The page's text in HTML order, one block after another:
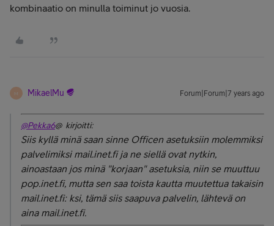
kombinaatio on minulla toiminut jo vuosia.
M MikaelMu Forum|Forum|7 years ago
@Pekka6@ kirjoitti:
Siis kyllä minä saan sinne Officen asetuksiin molemmiksi
palvelimiksi mail.inet.fi ja ne siellä ovat nytkin,
ainoastaan jos minä "korjaan" asetuksia, niin se muuttuu
pop.inet.fi, mutta sen saa toista kautta muutettua takaisin
mail.inet.fi: ksi, tämä siis saapuva palvelin, lähtevä on
aina mail.inet.fi.